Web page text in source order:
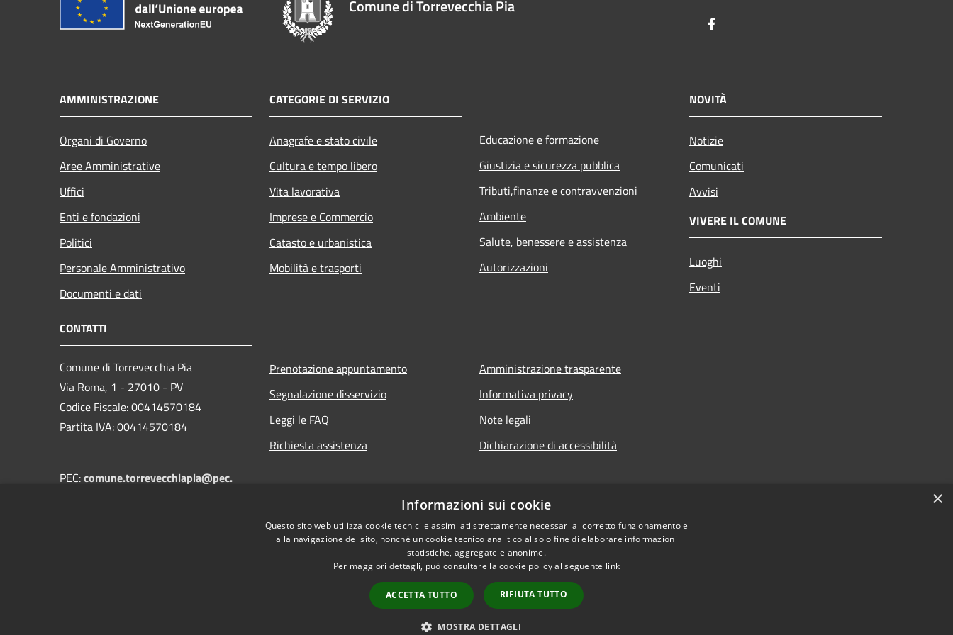
Comune di Torrevecchia Pia
AMMINISTRAZIONE
Organi di Governo
Aree Amministrative
Uffici
Enti e fondazioni
Politici
Personale Amministrativo
Documenti e dati
CATEGORIE DI SERVIZIO
Anagrafe e stato civile
Cultura e tempo libero
Vita lavorativa
Imprese e Commercio
Catasto e urbanistica
Mobilità e trasporti
Educazione e formazione
Giustizia e sicurezza pubblica
Tributi,finanze e contravvenzioni
Ambiente
Salute, benessere e assistenza
Autorizzazioni
NOVITÀ
Notizie
Comunicati
Avvisi
VIVERE IL COMUNE
Luoghi
Eventi
CONTATTI
Comune di Torrevecchia Pia
Via Roma, 1 - 27010 - PV
Codice Fiscale: 00414570184
Partita IVA: 00414570184
PEC:comune.torrevecchiapia@pec.
Prenotazione appuntamento
Segnalazione disservizio
Leggi le FAQ
Richiesta assistenza
Amministrazione trasparente
Informativa privacy
Note legali
Dichiarazione di accessibilità
Copyright © 2026 • Comune di Torrevecchia Pia • Powered by
×
Informazioni sui cookie
Questo sito web utilizza cookie tecnici e assimilati strettamente necessari al corretto funzionamento e
alla navigazione del sito, nonché un cookie tecnico analitico al solo fine di elaborare informazioni
statistiche, aggregate e anonime.
Per maggiori dettagli, può consultare la cookie policy al seguente link
ACCETTA TUTTO RIFIUTA TUTTO
MOSTRA DETTAGLI